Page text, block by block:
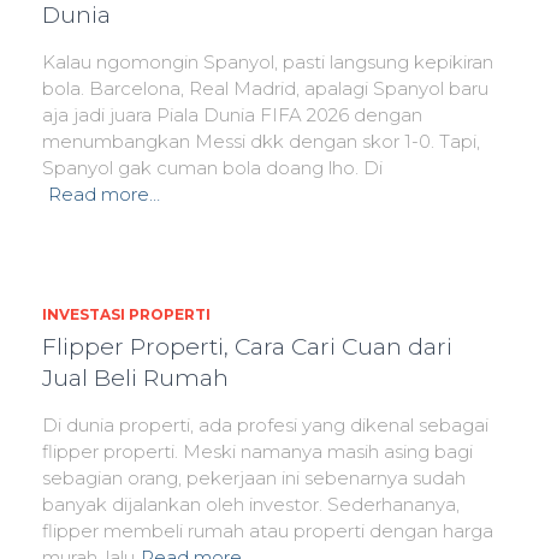
Dunia
Kalau ngomongin Spanyol, pasti langsung kepikiran
bola. Barcelona, Real Madrid, apalagi Spanyol baru
aja jadi juara Piala Dunia FIFA 2026 dengan
menumbangkan Messi dkk dengan skor 1-0. Tapi,
Spanyol gak cuman bola doang lho. Di
Read more…
INVESTASI PROPERTI
Flipper Properti, Cara Cari Cuan dari
Jual Beli Rumah
Di dunia properti, ada profesi yang dikenal sebagai
flipper properti. Meski namanya masih asing bagi
sebagian orang, pekerjaan ini sebenarnya sudah
banyak dijalankan oleh investor. Sederhananya,
flipper membeli rumah atau properti dengan harga